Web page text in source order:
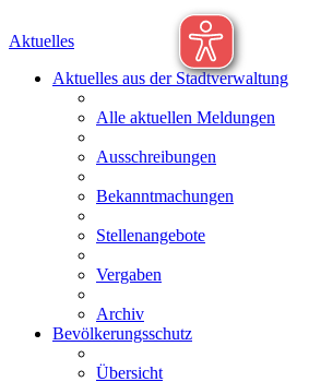
Aktuelles
Aktuelles aus der Stadtverwaltung
Alle aktuellen Meldungen
Ausschreibungen
Bekanntmachungen
Stellenangebote
Vergaben
Archiv
Bevölkerungsschutz
Übersicht